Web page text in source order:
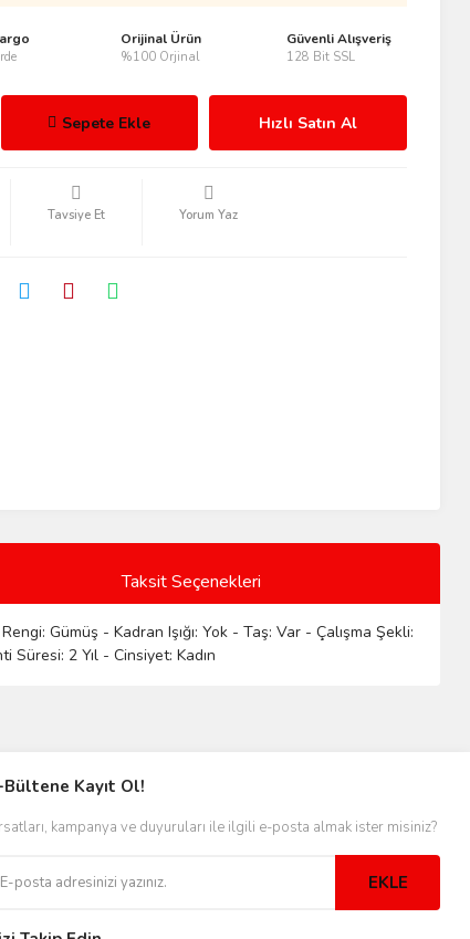
Orijinal Ürün
%100 Orjinal
Güvenli Alışveriş
128 Bit SSL
Sepete Ekle Hızlı Satın Al
Tavsiye Et Yorum Yaz
Taksit Seçenekleri
Gümüş - Kadran Işığı: Yok - Taş: Var - Çalışma Şekli:
2 Yıl - Cinsiyet: Kadın
Bültene Kayıt Ol!
kampanya ve duyuruları ile ilgili e-posta almak ister misiniz?
EKLE